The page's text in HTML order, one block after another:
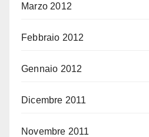
Marzo 2012
Febbraio 2012
Gennaio 2012
Dicembre 2011
Novembre 2011